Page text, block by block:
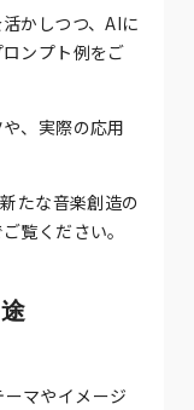
かしつつ、AIに
ンプト例をご
、実際の応用
たな音楽創造の
覧ください。
マやイメージ